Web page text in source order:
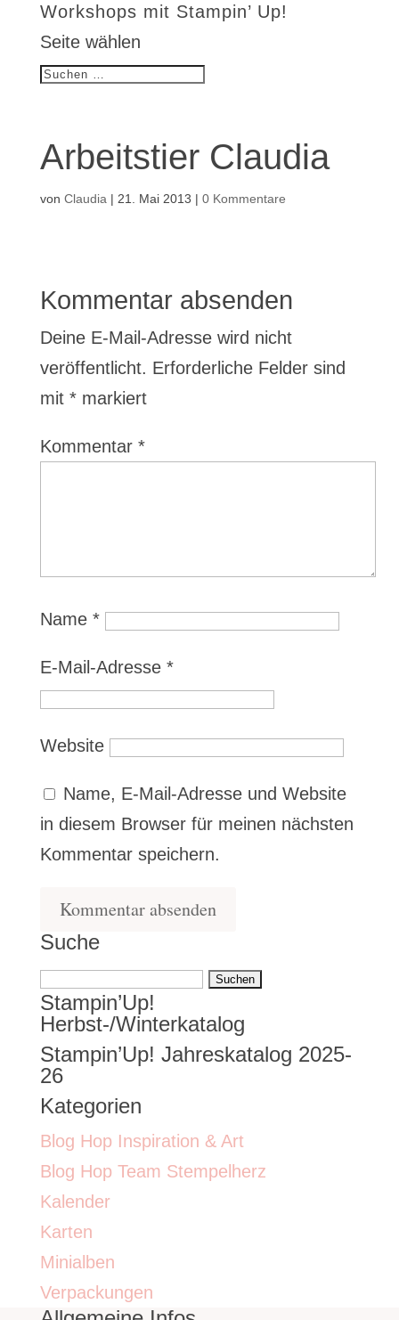
Workshops mit Stampin’ Up!
Seite wählen
Arbeitstier Claudia
von Claudia | 21. Mai 2013 | 0 Kommentare
Kommentar absenden
Deine E-Mail-Adresse wird nicht
veröffentlicht. Erforderliche Felder sind
mit *markiert
Kommentar *
Name *
E-Mail-Adresse *
Website
Name, E-Mail-Adresse und Website
in diesem Browser für meinen nächsten
Kommentar speichern.
Suche
Suchen
nach:
Stampin’Up!
Herbst-/Winterkatalog
Stampin’Up! Jahreskatalog 2025-
26
Kategorien
Blog Hop Inspiration & Art
Blog Hop Team Stempelherz
Kalender
Karten
Minialben
Verpackungen